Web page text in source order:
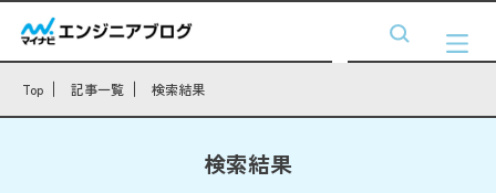
Top 記事一覧 検索結果
検索結果